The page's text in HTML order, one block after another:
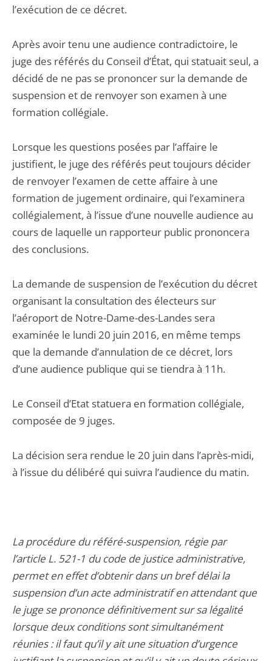
l’exécution de ce décret.
Après avoir tenu une audience contradictoire, le
juge des référés du Conseil d’État, qui statuait seul, a
décidé de ne pas se prononcer sur la demande de
suspension et de renvoyer son examen à une
formation collégiale.
Lorsque les questions posées par l’affaire le
justifient, le juge des référés peut toujours décider
de renvoyer l’examen de cette affaire à une
formation de jugement ordinaire, qui l’examinera
collégialement, à l’issue d’une nouvelle audience au
cours de laquelle un rapporteur public prononcera
des conclusions.
La demande de suspension de l’exécution du décret
organisant la consultation des électeurs sur
l’aéroport de Notre-Dame-des-Landes sera
examinée le lundi 20 juin 2016, en même temps
que la demande d’annulation de ce décret, lors
d’une audience publique qui se tiendra à 11h.
Le Conseil d’Etat statuera en formation collégiale,
composée de 9 juges.
La décision sera rendue le 20 juin dans l’après-midi,
à l’issue du délibéré qui suivra l’audience du matin.
La procédure du référé-suspension, régie par
l’article L. 521-1 du code de justice administrative,
permet en effet d’obtenir dans un bref délai la
suspension d’un acte administratif en attendant que
le juge se prononce définitivement sur sa légalité
lorsque deux conditions sont simultanément
réunies : il faut qu’il y ait une situation d’urgence